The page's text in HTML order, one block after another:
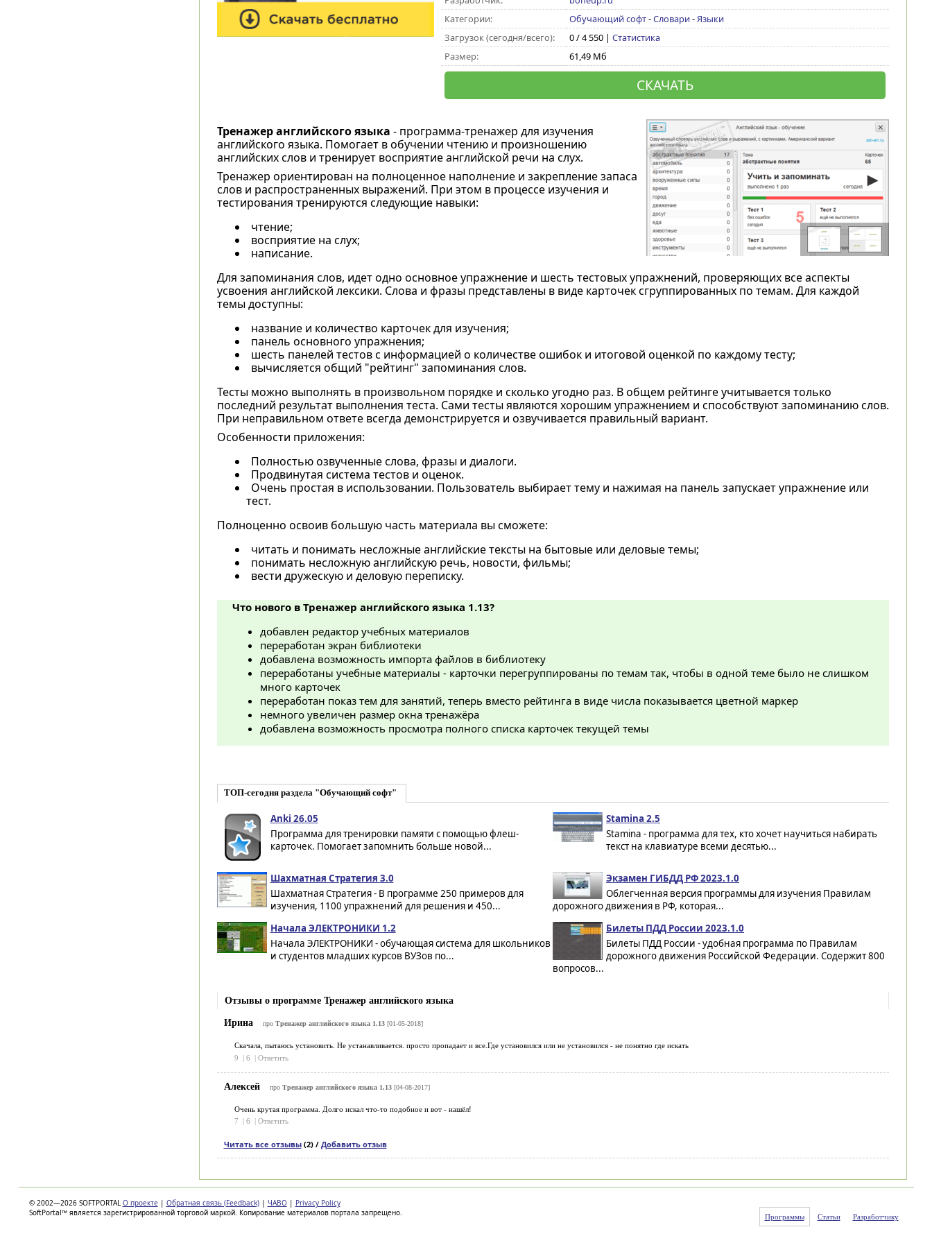
Категории:
Обучающий софт-Словари-Языки
Загрузок (сегодня/всего):
0 / 4 550 | Статистика
Размер:
61,49 Мб
СКАЧАТЬ
Тренажер английского языка - программа-тренажер для изучения
английского языка. Помогает в обучении чтению и произношению
английских слов и тренирует восприятие английской речи на слух.
Тренажер ориентирован на полноценное наполнение и закрепление запаса
слов и распространенных выражений. При этом в процессе изучения и
тестирования тренируются следующие навыки:
чтение;
восприятие на слух;
написание.
Для запоминания слов, идет одно основное упражнение и шесть тестовых упражнений, проверяющих все аспекты
усвоения английской лексики. Слова и фразы представлены в виде карточек сгруппированных по темам. Для каждой
темы доступны:
название и количество карточек для изучения;
панель основного упражнения;
шесть панелей тестов с информацией о количестве ошибок и итоговой оценкой по каждому тесту;
вычисляется общий "рейтинг" запоминания слов.
Тесты можно выполнять в произвольном порядке и сколько угодно раз. В общем рейтинге учитывается только
последний результат выполнения теста. Сами тесты являются хорошим упражнением и способствуют запоминанию слов.
При неправильном ответе всегда демонстрируется и озвучивается правильный вариант.
Особенности приложения:
Полностью озвученные слова, фразы и диалоги.
Продвинутая система тестов и оценок.
Очень простая в использовании. Пользователь выбирает тему и нажимая на панель запускает упражнение или
тест.
Полноценно освоив большую часть материала вы сможете:
читать и понимать несложные английские тексты на бытовые или деловые темы;
понимать несложную английскую речь, новости, фильмы;
вести дружескую и деловую переписку.
Что нового в Тренажер английского языка 1.13?
добавлен редактор учебных материалов
переработан экран библиотеки
добавлена возможность импорта файлов в библиотеку
переработаны учебные материалы - карточки перегруппированы по темам так, чтобы в одной теме было не слишком
много карточек
переработан показ тем для занятий, теперь вместо рейтинга в виде числа показывается цветной маркер
немного увеличен размер окна тренажёра
добавлена возможность просмотра полного списка карточек текущей темы
ТОП-сегодня раздела "Обучающий софт"
Anki 26.05
Программа для тренировки памяти с помощью флеш-
карточек. Помогает запомнить больше новой...
Stamina 2.5
Stamina - программа для тех, кто хочет научиться набирать
текст на клавиатуре всеми десятью...
Шахматная Стратегия 3.0
Шахматная Стратегия - В программе 250 примеров для
изучения, 1100 упражнений для решения и 450...
Экзамен ГИБДД РФ 2023.1.0
Облегченная версия программы для изучения Правилам
дорожного движения в РФ, которая...
Начала ЭЛЕКТРОНИКИ 1.2
Начала ЭЛЕКТРОНИКИ - обучающая система для школьников
и студентов младших курсов ВУЗов по...
Билеты ПДД России 2023.1.0
Билеты ПДД России - удобная программа по Правилам
дорожного движения Российской Федерации. Содержит 800
вопросов...
Отзывы о программе Тренажер английского языка
Ирина
про Тренажер английского языка 1.13[01-05-2018]
Скачала, пытаюсь установить. Не устанавливается. просто пропадает и все.Где установился или не установился - не понятно где искать
9
| 6 | Ответить
Алексей про Тренажер английского языка 1.13[04-08-2017]
Очень крутая программа. Долго искал что-то подобное и вот - нашёл!
7
| 6 | Ответить
Читать все отзывы(2) / Добавить отзыв
© 2002—2026 SOFTPORTAL О проекте | Обратная связь (Feedback) | ЧАВО | Privacy Policy
SoftPortal™ является зарегистрированной торговой маркой. Копирование материалов портала запрещено.
Программы Статьи Разработчику